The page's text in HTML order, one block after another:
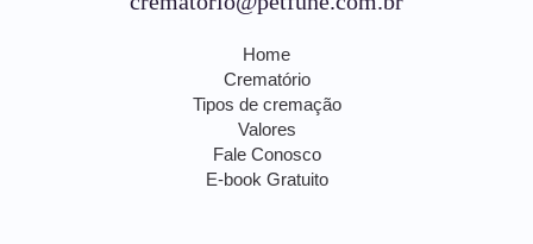
Home
Crematório
Tipos de cremação
Valores
Fale Conosco
E-book Gratuito